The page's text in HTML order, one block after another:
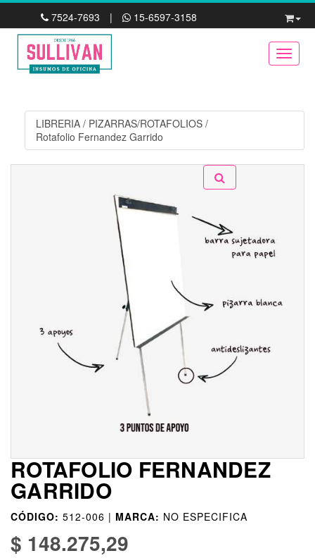
7524-7693 | 15-6597-3158
LIBRERIA / PIZARRAS/ROTAFOLIOS /
Rotafolio Fernandez Garrido
ROTAFOLIO FERNANDEZ
GARRIDO
CÓDIGO: 512-006 | MARCA: NO ESPECIFICA
$ 148.275,29